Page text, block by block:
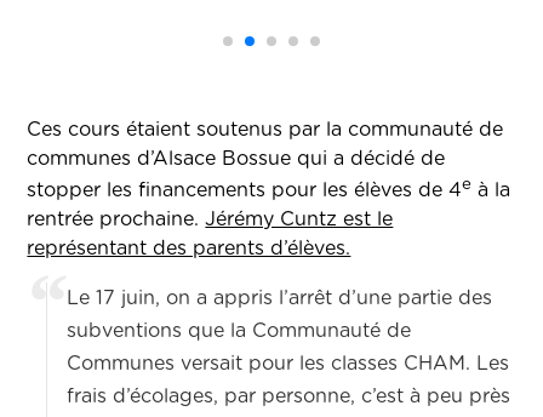
Ces cours étaient soutenus par la communauté de
communes d’Alsace Bossue qui a décidé de
stopper les financements pour les élèves de 4e à la
rentrée prochaine.Jérémy Cuntz est le
représentant des parents d’élèves.
Le 17 juin, on a appris l’arrêt d’une partie des
subventions que la Communauté de
Communes versait pour les classes CHAM. Les
frais d’écolages, par personne, c’est à peu près